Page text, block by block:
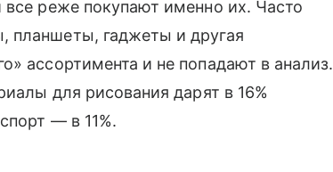
реже покупают именно их. Часто
планшеты, гаджеты и другая
ассортимента и не попадают в анализ.
для рисования дарят в 16%
— в 11%.